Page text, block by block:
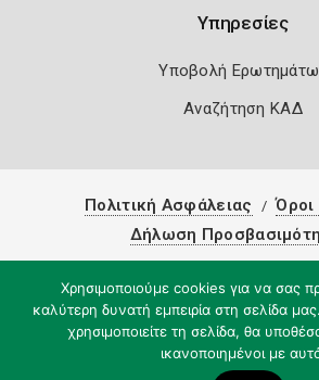
Υπηρεσίες
Υποβολή
Αναζήτηση ΚΑΔ
Πολιτική Ασφάλειας
Δήλωση
Χρησιμοποιούμε cookies για να σας
καλύτερη δυνατή εμπειρία στη σελίδα
χρησιμοποιείτε τη σελίδα, θα
ικανοποιημένοι με